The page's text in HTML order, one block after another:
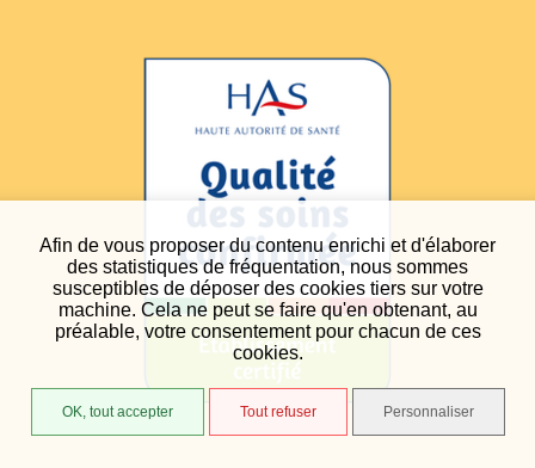
Afin de vous proposer du contenu enrichi et d'élaborer
des statistiques de fréquentation, nous sommes
susceptibles de déposer des cookies tiers sur votre
machine. Cela ne peut se faire qu'en obtenant, au
préalable, votre consentement pour chacun de ces
cookies.
OK, tout accepter Tout refuser Personnaliser